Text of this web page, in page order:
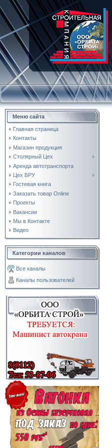
Меню сайта
Главная страница
Контакты
Магазин продукция
Столярный Цех
Аренда автотранспорта
Цех БРУ
Гостевая книга
Заказать товар Online
Проекты
Вакансии
Мы в Контакте
Видео
Категории каналов
Все каналы
Каналы пользователей